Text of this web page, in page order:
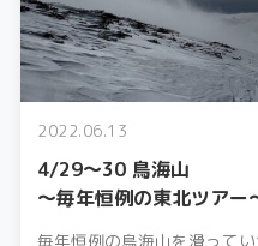
2022.06.13
4/29〜30 鳥海山
〜毎年恒例の東北ツアー
毎年恒例の鳥海山を滑って